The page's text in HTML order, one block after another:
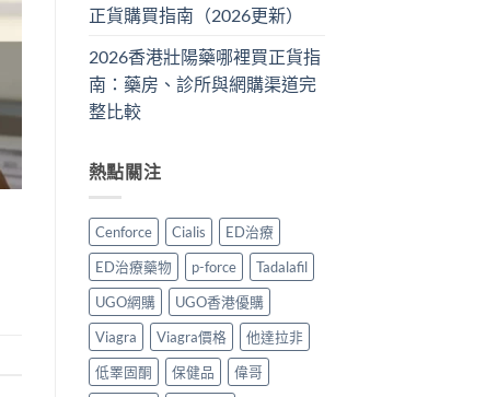
正貨購買指南（2026更新）
2026香港壯陽藥哪裡買正貨指
南：藥房、診所與網購渠道完
整比較
熱點關注
Cenforce Cialis
ED治療
ED治療藥物
p-force
Tadalafil
UGO網購
UGO香港優購
Viagra
Viagra價格
他達拉非
低睪固酮
保健品
偉哥